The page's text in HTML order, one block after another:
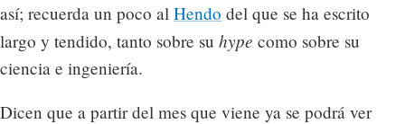
así; recuerda un poco al Hendo del que se ha escrito
largo y tendido, tanto sobre su hype como sobre su
ciencia e ingeniería.
Dicen que a partir del mes que viene ya se podrá ver